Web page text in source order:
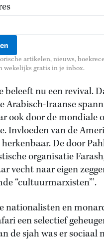
artikelen, nieuws,
wekelijks gratis in je inbox.
beleeft nu een revival.
Arabisch-Iraanse
ook door de mondiale
Invloeden van de
De door
organisatie
vecht naar eigen
“cultuurmarxisten”’.
nationalisten en
een selectief
de sjah was er sociaal